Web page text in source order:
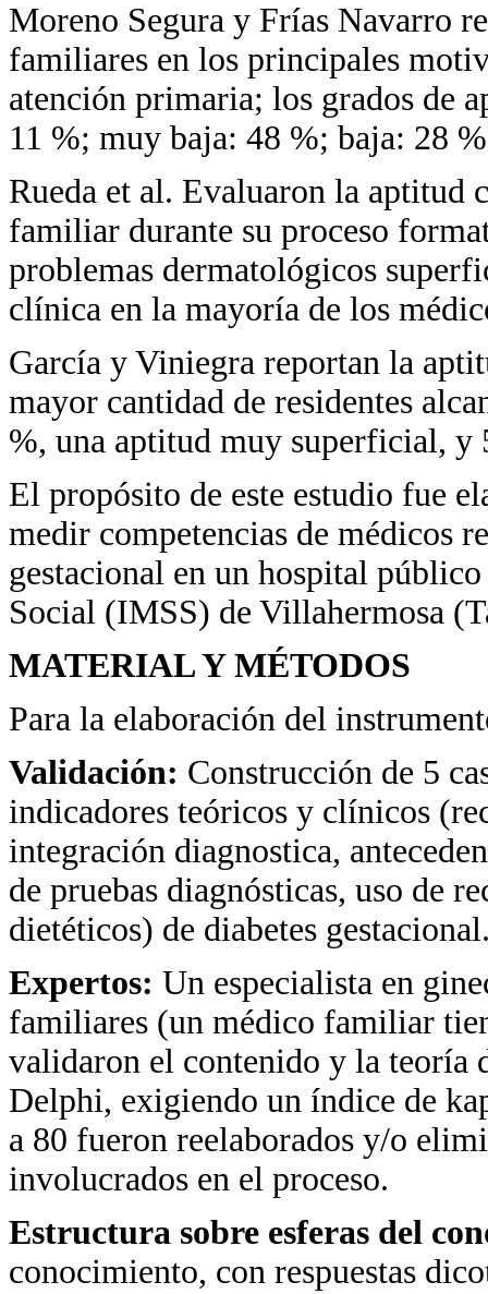
Moreno Segura y Frías Navarro
familiares en los principales
atención primaria; los grados de
11 %; muy baja: 48 %; baja: 28
Rueda et al. Evaluaron la aptitud
familiar durante su proceso
problemas dermatológicos
clínica en la mayoría de los
García y Viniegra reportan la
mayor cantidad de residentes
%, una aptitud muy superficial, y
El propósito de este estudio fue
medir competencias de médicos
gestacional en un hospital
Social (IMSS) de Villahermosa
MATERIAL Y MÉTODOS
Para la elaboración del
Validación: Construcción de 5
indicadores teóricos y clínicos
integración diagnostica,
de pruebas diagnósticas, uso de
dietéticos) de diabetes
Expertos: Un especialista en
familiares (un médico familiar
validaron el contenido y la teoría
Delphi, exigiendo un índice de
a 80 fueron reelaborados y/o
involucrados en el proceso.
Estructura sobre esferas del
conocimiento, con respuestas